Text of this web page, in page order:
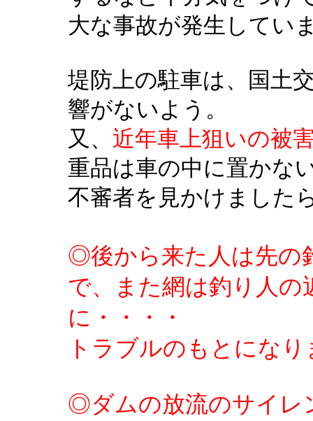
大な事故が発生してい
堤防上の駐車は、国土
響がないよう。
又、 近年車上狙いの被
重品は車の中に置かな
不審者を見かけました
◎後から来た人は先の
で、また網は釣り人
に・・・・
トラブルのもとになり
◎ダムの放流のサイレ